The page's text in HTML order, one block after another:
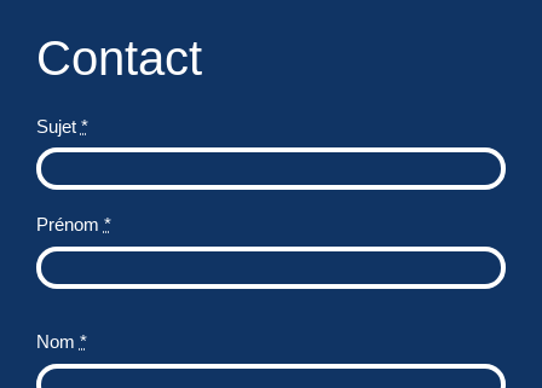
Contact
Sujet *
Prénom *
Nom *